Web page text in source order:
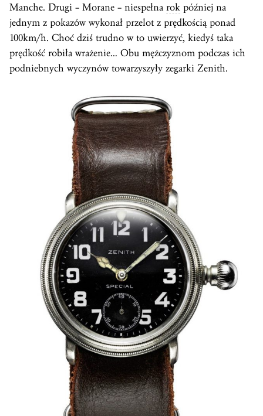
Manche. Drugi – Morane – niespełna rok później na
jednym z pokazów wykonał przelot z prędkością ponad
100km/h. Choć dziś trudno w to uwierzyć, kiedyś taka
prędkość robiła wrażenie… Obu mężczyznom podczas ich
podniebnych wyczynów towarzyszyły zegarki Zenith.